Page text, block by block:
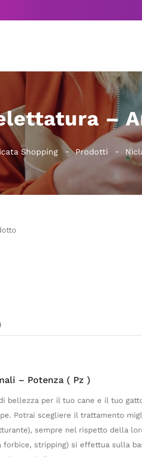
–
Shopping Prodotti
– Potenza ( Pz )
bellezza per il tuo cane e il tuo
Potrai scegliere il trattamento
sempre nel rispetto della
stripping) si effettua sulla